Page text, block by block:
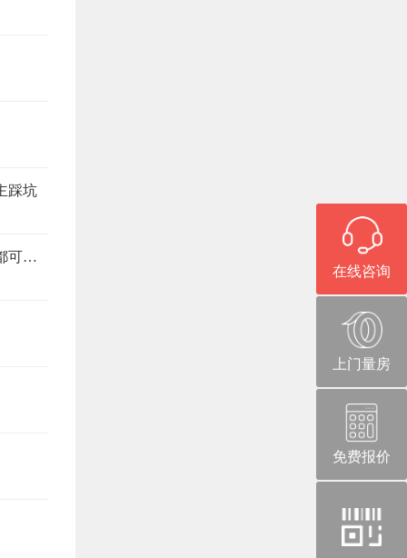
在线咨询
上门量房
免费报价
踩坑
旧房改造避坑指南，这6个注意事项，少看一个都可能返工